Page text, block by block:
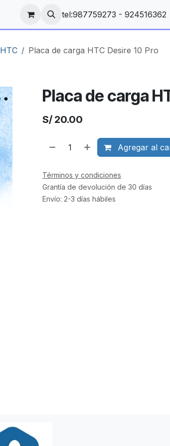
tel:987759273 - 924516362
HTC Placa de carga HTC Desire 10 Pro
Placa de carga
S/ 20.00
Agregar al
Términos y condiciones
Grantía de devolución de 30 días
Envío: 2-3 días hábiles